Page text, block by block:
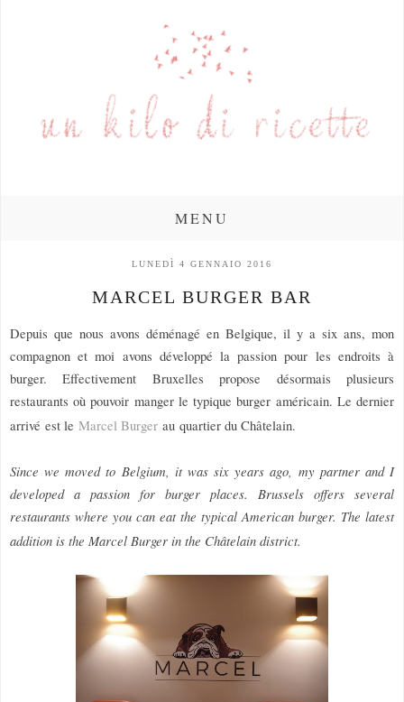
MENU
LUNEDÌ 4 GENNAIO 2016
MARCEL BURGER BAR
Depuis que nous avons déménagé en Belgique, il y a six ans, mon
compagnon et moi avons développé la passion pour les endroits à
burger. Effectivement Bruxelles propose désormais plusieurs
restaurants où pouvoir manger le typique burger américain. Le dernier
arrivé est le Marcel Burger au quartier du Châtelain.
Since we moved to Belgium, it was six years ago, my partner and I
developed a passion for burger places. Brussels offers several
restaurants where you can eat the typical American burger. The latest
addition is the Marcel Burger in the Châtelain district.